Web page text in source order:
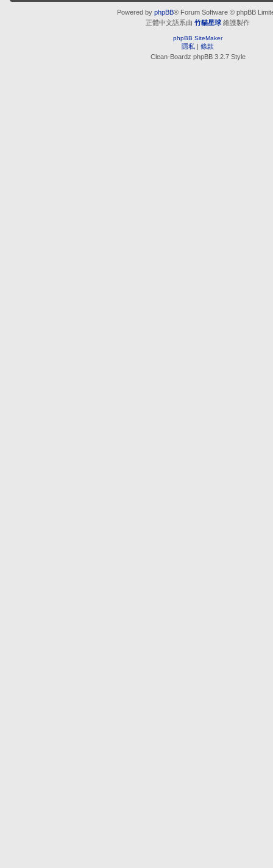
Powered by phpBB® Forum Software © phpBB
正體中文語系由 竹貓星球 維護製作
phpBB SiteMaker
隱私 | 條款
Clean-Boardz phpBB 3.2.7 Style